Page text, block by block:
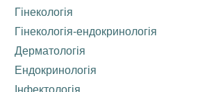
Гінекологія
Гінекологія-ендокринологія
Дерматологія
Ендокринологія
Інфектологія